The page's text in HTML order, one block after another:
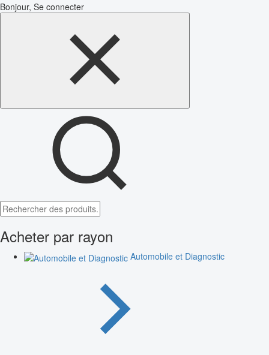
Bonjour, Se connecter
Acheter par rayon
Automobile et Diagnostic